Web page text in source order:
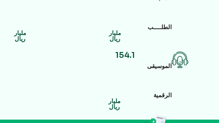
الطلــــب
مليار
ريال
مليار
ريال
الموسيقى
الرقمية
154.1
مليار
ريال